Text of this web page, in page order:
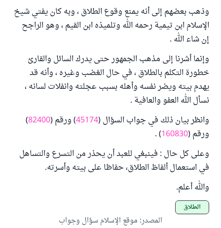
وذهب بعضهم إلى أنه يمنع وقوع الطلاق ، وبه كان يفتي شيخ
الإسلام ابن تيمية رحمه الله وتلميذه ابن القيم ، وهو الراجح
إن شاء الله .
وإنما أشرنا إلى مذهب الجمهور حتى يدرك السائل والقارئ
خطورة التكلم بالطلاق ، في حال الغضب وغيره ، وأنه قد
يهدم بيته ويضر نفسه وأهله بسبب عجلته وانفلات لسانه ،
نسأل الله العفو والعافية .
وانظر بيان ذلك في جواب السؤال (45174) ورقم (82400
)
ورقم (160830
) .
وعلى كل حال : فينبغي للعبد أن يحذر من التسرع والتساهل
في استعمال ألفاظ الطلاق، حفاظا على بيته وأسرته.
والله أعلم.
الطلاق
المصدر: موقع الإسلام سؤال وجواب